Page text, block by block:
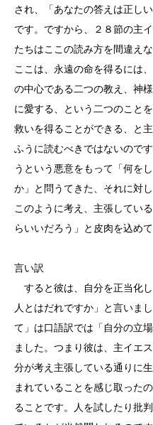
され、「あなたの答えは正し
です。ですから、２８節の主
たちはここの読み方を間違え
ここは、永遠の命を得るには
の中心である二つの教え、神
に愛する、という二つのこと
救いを得ることができる、と
ふうに読むべきではないので
うという悪意をもって「何を
か」と問うてきた、それに対
このように考え、主張してい
らいいだろう」と皮肉を込め
言い訳
すると彼は、自分を正当化
人とはだれですか」と言いま
て」は口語訳では「自分の立
ました。つまり彼は、主イエ
分が考え主張している通りに
まれていることを感じ取った
ることです。人を試したり批